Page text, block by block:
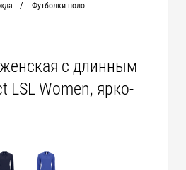
Футболки поло
с длинным
LSL Women, ярко-